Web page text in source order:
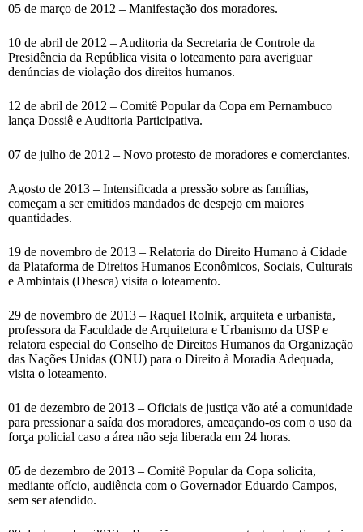
05 de março de 2012 – Manifestação dos moradores.
10 de abril de 2012 – Auditoria da Secretaria de Controle da
Presidência da República visita o loteamento para averiguar
denúncias de violação dos direitos humanos.
12 de abril de 2012 – Comitê Popular da Copa em Pernambuco
lança Dossiê e Auditoria Participativa.
07 de julho de 2012 – Novo protesto de moradores e comerciantes.
Agosto de 2013 – Intensificada a pressão sobre as famílias,
começam a ser emitidos mandados de despejo em maiores
quantidades.
19 de novembro de 2013 – Relatoria do Direito Humano à Cidade
da Plataforma de Direitos Humanos Econômicos, Sociais, Culturais
e Ambintais (Dhesca) visita o loteamento.
29 de novembro de 2013 – Raquel Rolnik, arquiteta e urbanista,
professora da Faculdade de Arquitetura e Urbanismo da USP e
relatora especial do Conselho de Direitos Humanos da Organização
das Nações Unidas (ONU) para o Direito à Moradia Adequada,
visita o loteamento.
01 de dezembro de 2013 – Oficiais de justiça vão até a comunidade
para pressionar a saída dos moradores, ameaçando-os com o uso da
força policial caso a área não seja liberada em 24 horas.
05 de dezembro de 2013 – Comitê Popular da Copa solicita,
mediante ofício, audiência com o Governador Eduardo Campos,
sem ser atendido.